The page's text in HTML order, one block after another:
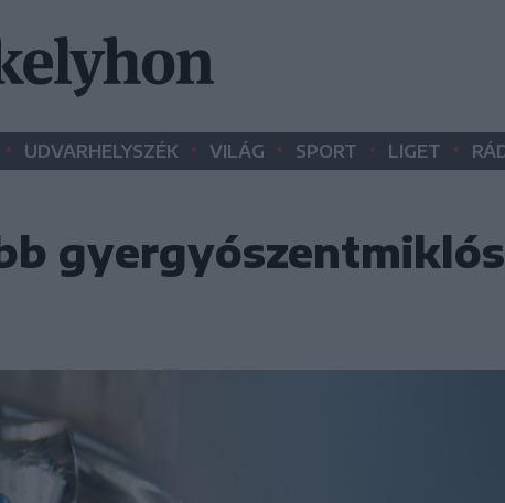
• UDVARHELYSZÉK • VILÁG • SPORT • LIGET •